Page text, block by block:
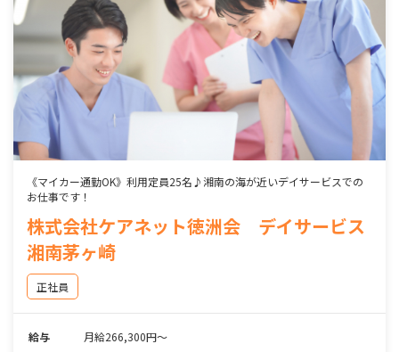
《マイカー通勤OK》利用定員25名♪湘南の海が近いデイサービスでの
お仕事です！
株式会社ケアネット徳洲会 デイサービス
湘南茅ヶ崎
正社員
給与
月給266,300円～